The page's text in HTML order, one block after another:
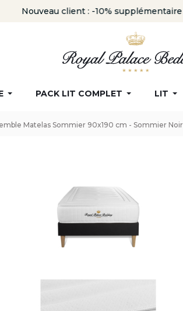
Nouveau client : -10%
PACK LIT COMPLET LIT
Matelas Sommier 90x190 cm - Sommier